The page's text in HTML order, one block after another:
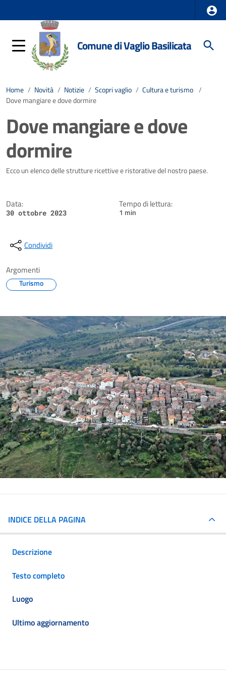
Comune di Vaglio Basilicata
Home / Novità / Notizie / Scopri vaglio / Cultura e turismo /
Dove mangiare e dove dormire
Dove mangiare e dove
dormire
Dettagli della notizia
Ecco un elenco delle strutture ricettive e ristorative del nostro paese.
Data:
30 ottobre 2023
Tempo di lettura:
1 min
Condividi
Argomenti
Turismo
INDICE DELLA PAGINA
Descrizione
Testo completo
Luogo
Ultimo aggiornamento